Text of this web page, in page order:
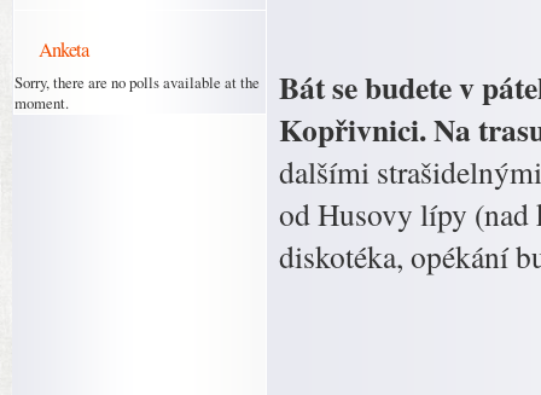
Anketa
Sorry, there are no polls available at the
moment.
Bát se budete v
Kopřivnici. Na
dalšími
od Husovy lípy
diskotéka, opékání